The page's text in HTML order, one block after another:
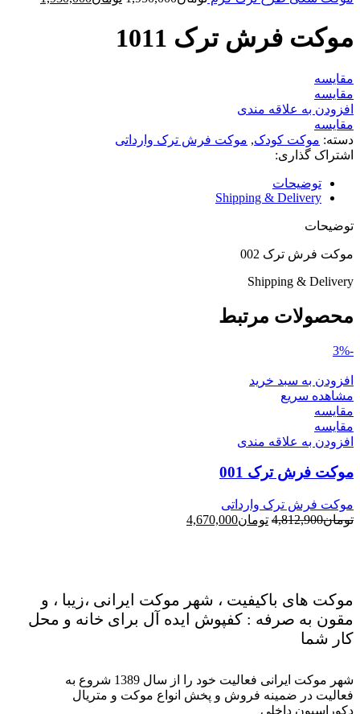
بود.
موکت فرش ترک 1011
مقایسه
مقایسه
افزودن به علاقه مندی
مقایسه
دسته: موکت کودک, موکت فرش ترک وارداتی
اشتراک گذاری:
توضیحات
Shipping & Delivery
توضیحات
موکت فرش ترک 002
Shipping & Delivery
محصولات مرتبط
-3%
افزودن به سبد خرید
مشاهده سریع
مقایسه
مقایسه
افزودن به علاقه مندی
موکت فرش ترک 001
موکت فرش ترک وارداتی
تومان4,812,900 قیمت
تومان4,670,000قیمت
موکت های باکیفیت ، شهر موکت ایرانی ،زیبا ، و
مقون به صرفه : کفپوش ایده آل برای خانه و محل
کار شما
شهر موکت ایرانی فعالیت خود را از سال 1389 شروع به
فعالیت در ضمینه فروش و پخش انواع موکت و متریال
دکوراسیون داخلی